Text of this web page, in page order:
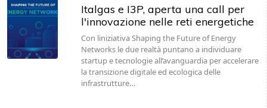
Italgas e I3P, aperta una call per
l'innovazione nelle reti energetiche
Con liniziativa Shaping the Future of Energy
Networks le due realtà puntano a individuare
startup e tecnologie all’avanguardia per accelerare
la transizione digitale ed ecologica delle
infrastrutture…